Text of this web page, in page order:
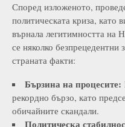
Според изложеното,
политическата криза, като
върнала легитимността на
се няколко безпрецедентни
страната факти:
Бързина на процесите:
рекордно бързо, като
обичайните скандали.
Политическа